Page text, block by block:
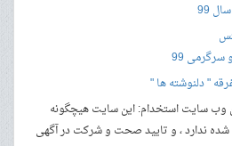
99
99
" دلنوشته ها "
وب سایت استخدام: این سایت هیچگونه
شده ندارد ، و تایید صحت و شرکت در آگهی